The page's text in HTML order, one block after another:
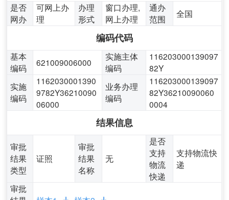
是否
网办
可网上办
理
办理
形式
窗口办理,
网上办理
通办
范围
全国
编码代码
基本
编码
621009006000
实施主体
编码
116203000139097
82Y
实施
编码
1162030001390
9782Y36210090
06000
业务办理
编码
116203000139097
82Y36210090060
0004
结果信息
审批
结果
类型
证照
审批
结果
名称
无
是否
支持
物流
快递
支持物流快
递
审批